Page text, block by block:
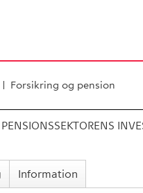
Forsikring og pension
Information